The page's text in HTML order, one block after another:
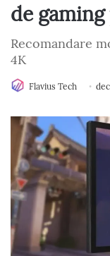
de gaming
Recomandare
4K
Flavius Tech